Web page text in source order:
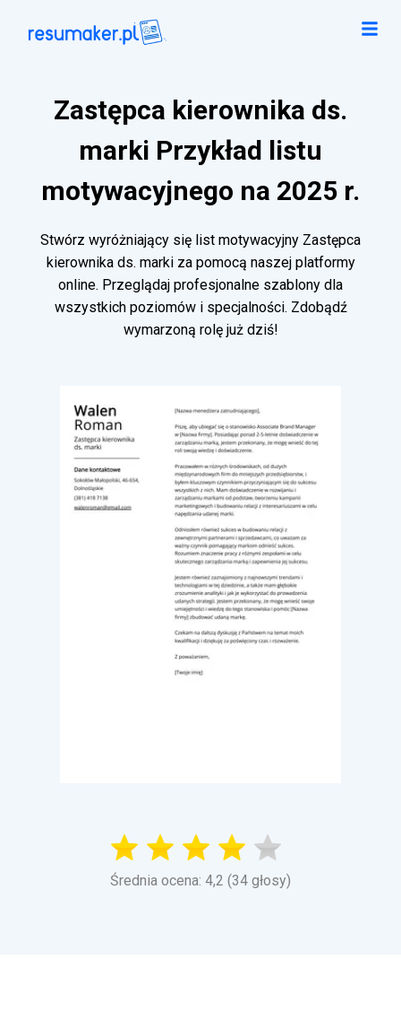
Zastępca kierownika ds.
marki Przykład listu
motywacyjnego na 2025 r.
Stwórz wyróżniający się list motywacyjny Zastępca
kierownika ds. marki za pomocą naszej platformy
online. Przeglądaj profesjonalne szablony dla
wszystkich poziomów i specjalności. Zdobądź
wymarzoną rolę już dziś!
Średnia ocena: 4,2 (34 głosy)